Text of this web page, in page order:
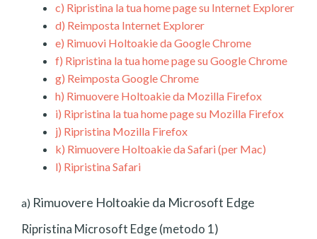
c) Ripristina la tua home page su Internet Explorer
d) Reimposta Internet Explorer
e) Rimuovi Holtoakie da Google Chrome
f) Ripristina la tua home page su Google Chrome
g) Reimposta Google Chrome
h) Rimuovere Holtoakie da Mozilla Firefox
i) Ripristina la tua home page su Mozilla Firefox
j) Ripristina Mozilla Firefox
k) Rimuovere Holtoakie da Safari (per Mac)
l) Ripristina Safari
a) Rimuovere Holtoakie da Microsoft Edge
Ripristina Microsoft Edge (metodo 1)